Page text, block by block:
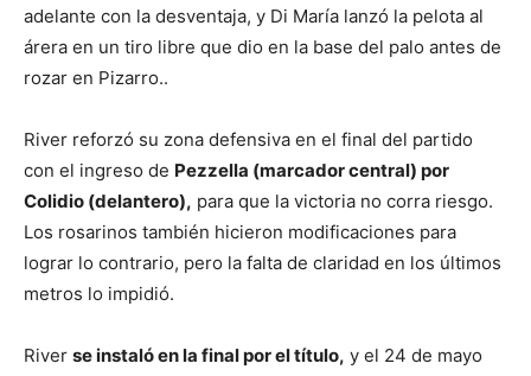
adelante con la desventaja, y Di María lanzó la pelota al
árera en un tiro libre que dio en la base del palo antes de
rozar en Pizarro..
River reforzó su zona defensiva en el final del partido
con el ingreso de Pezzella (marcador central) por
Colidio (delantero), para que la victoria no corra riesgo.
Los rosarinos también hicieron modificaciones para
lograr lo contrario, pero la falta de claridad en los últimos
metros lo impidió.
River se instaló en la final por el título, y el 24 de mayo